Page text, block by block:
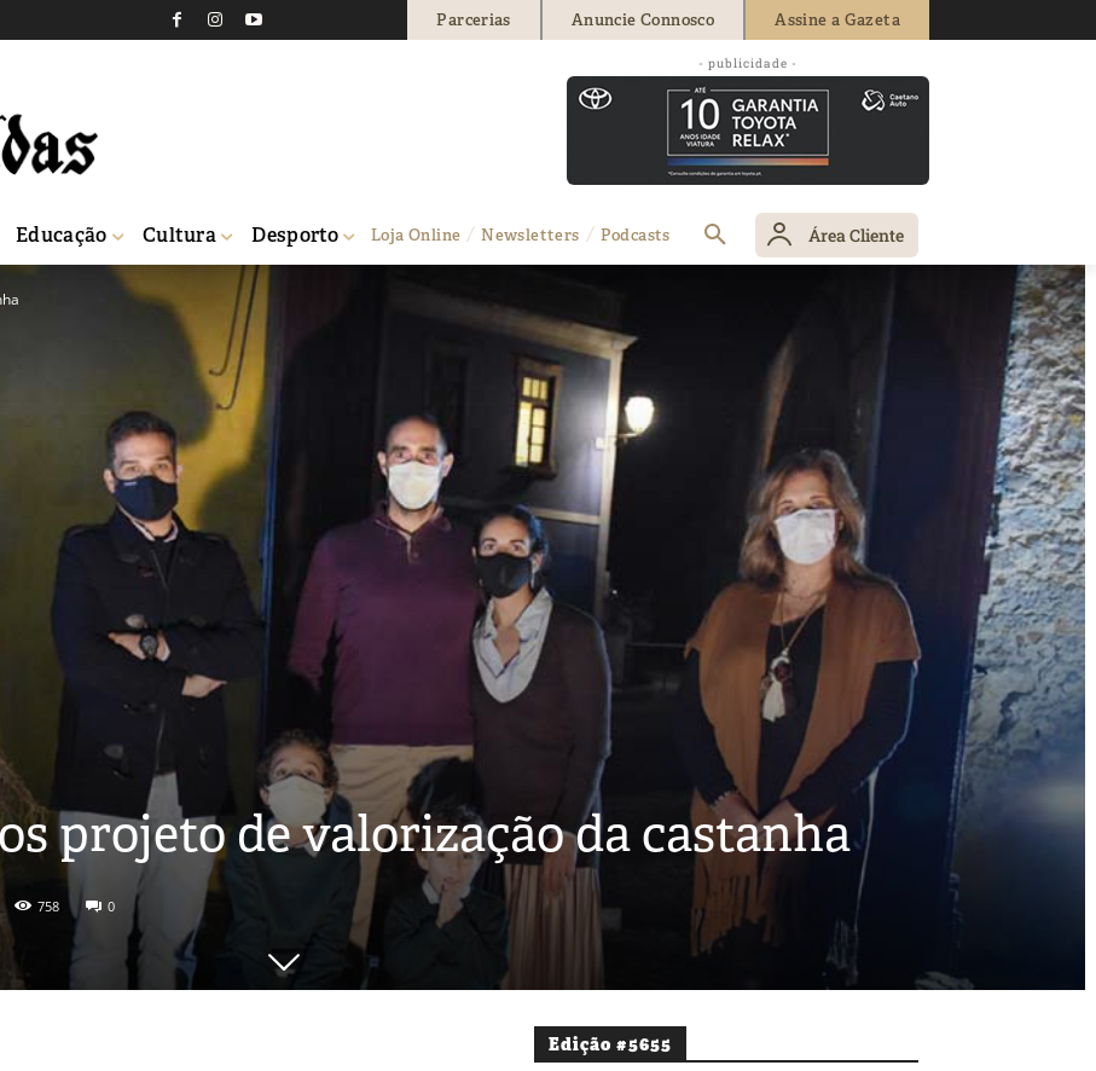
Parcerias Anuncie Connosco Assine a Gazeta
- publicidade -
Educação Cultura Desporto Loja Online Newsletters Podcasts Área Cliente
projeto de valorização da castanha
758 0
Edição #5655